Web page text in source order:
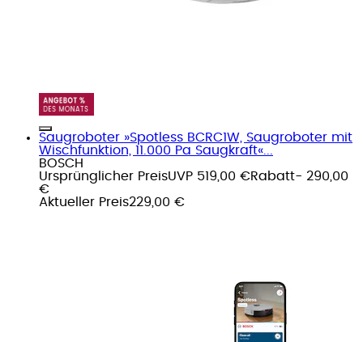
Saugroboter »Spotless BCRC1W, Saugroboter mit
Wischfunktion, 11.000 Pa Saugkraft«...
BOSCH
Ursprünglicher PreisUVP 519,00 €Rabatt- 290,00
€
Aktueller Preis229,00 €